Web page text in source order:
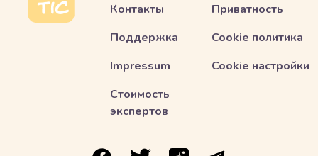
Контакты
Поддержка
Impressum
Стоимость
экспертов
Приватность
Cookie политика
Cookie настройки